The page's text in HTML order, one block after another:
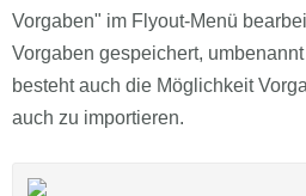
Vorgaben" im Flyout-Menü
Vorgaben gespeichert,
besteht auch die Möglichkeit
auch zu importieren.